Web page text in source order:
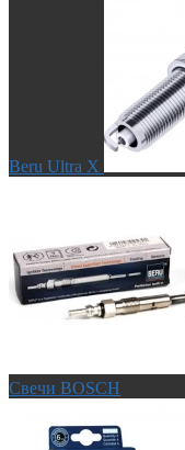
Beru Ultra X
Свечи BOSCH